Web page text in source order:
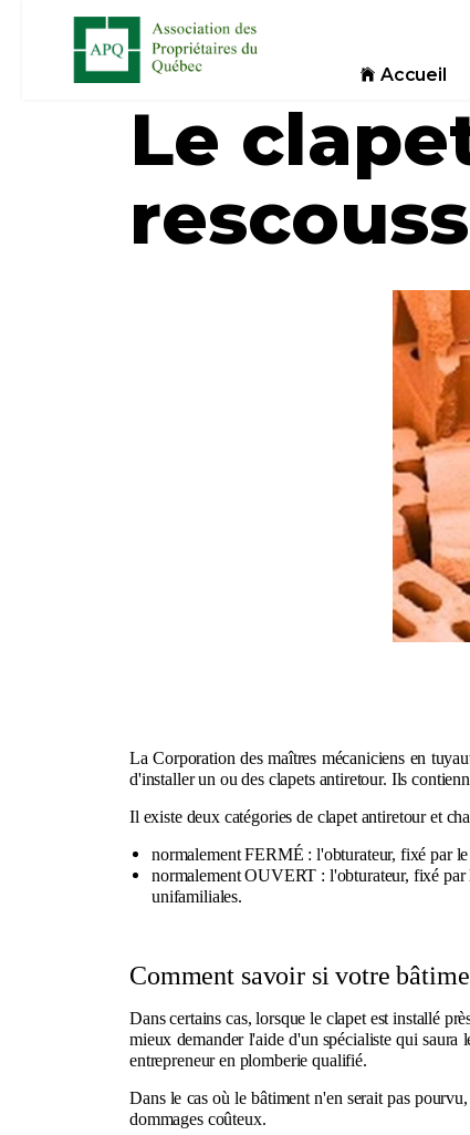
Accueil
Le
La Corporation des maîtres mécaniciens en
d'installer un ou des clapets antiretour. Ils
Il existe deux catégories de clapet antiretour et
normalement FERMÉ : l'obturateur, fixé par
normalement OUVERT : l'obturateur, fixé par
unifamiliales.
Comment savoir si votre
Dans certains cas, lorsque le clapet est installé
mieux demander l'aide d'un spécialiste qui saura
entrepreneur en plomberie qualifié.
Dans le cas où le bâtiment n'en serait pas
dommages coûteux.